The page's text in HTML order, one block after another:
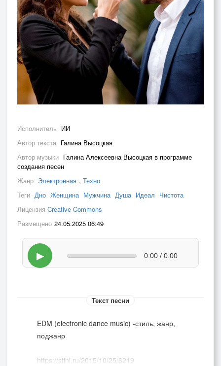
Исполнитель ИИ
Автор текста Галина Высоцкая
Автор музыки Галина Алексеевна Высоцкая в программе
создания песен
Жанр Электронная , Техно
Теги Дно Женщина Мужчина Душа Идеал Чистота
Лицензия Creative Commons
Размещено 24.05.2025 06:49
▶ 0:00 / 0:00
Текст песни
EDM (electronic dance music) -стиль, жанр,
поджанр
https://stihi.ru/2015/10/25/6219